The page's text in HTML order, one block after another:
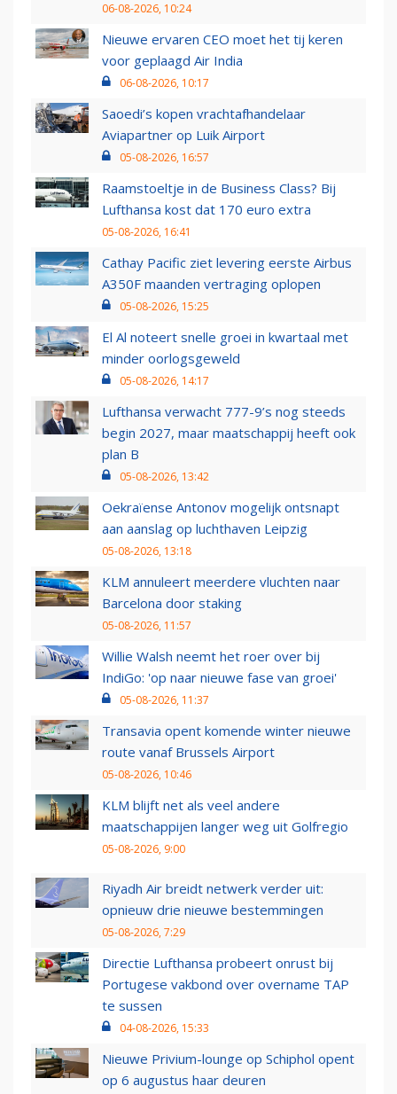
06-08-2026, 10:24
Nieuwe ervaren CEO moet het tij keren
voor geplaagd Air India
06-08-2026, 10:17
Saoedi’s kopen vrachtafhandelaar
Aviapartner op Luik Airport
05-08-2026, 16:57
Raamstoeltje in de Business Class? Bij
Lufthansa kost dat 170 euro extra
05-08-2026, 16:41
Cathay Pacific ziet levering eerste Airbus
A350F maanden vertraging oplopen
05-08-2026, 15:25
El Al noteert snelle groei in kwartaal met
minder oorlogsgeweld
05-08-2026, 14:17
Lufthansa verwacht 777-9’s nog steeds
begin 2027, maar maatschappij heeft ook
plan B
05-08-2026, 13:42
Oekraïense Antonov mogelijk ontsnapt
aan aanslag op luchthaven Leipzig
05-08-2026, 13:18
KLM annuleert meerdere vluchten naar
Barcelona door staking
05-08-2026, 11:57
Willie Walsh neemt het roer over bij
IndiGo: 'op naar nieuwe fase van groei'
05-08-2026, 11:37
Transavia opent komende winter nieuwe
route vanaf Brussels Airport
05-08-2026, 10:46
KLM blijft net als veel andere
maatschappijen langer weg uit Golfregio
05-08-2026, 9:00
Riyadh Air breidt netwerk verder uit:
opnieuw drie nieuwe bestemmingen
05-08-2026, 7:29
Directie Lufthansa probeert onrust bij
Portugese vakbond over overname TAP
te sussen
04-08-2026, 15:33
Nieuwe Privium-lounge op Schiphol opent
op 6 augustus haar deuren